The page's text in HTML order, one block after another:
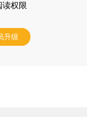
读权限
升级